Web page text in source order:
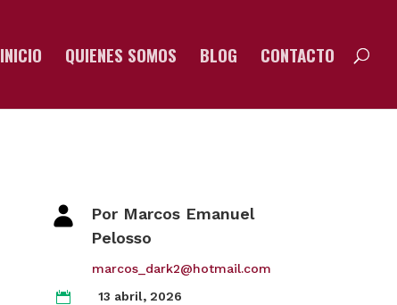
INICIO QUIENES SOMOS BLOG CONTACTO
Por Marcos Emanuel
Pelosso
marcos_dark2@hotmail.com

13 abril, 2026